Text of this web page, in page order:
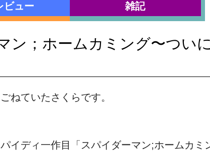
ビュー 雑記
ン；ホームカミング〜つい
ねていたさくらです。
イディ一作目「スパイダーマン;ホームカミ